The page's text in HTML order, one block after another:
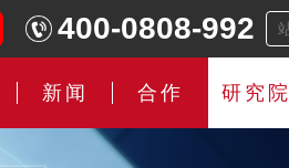
400-0808-992
新闻 合作 研究院